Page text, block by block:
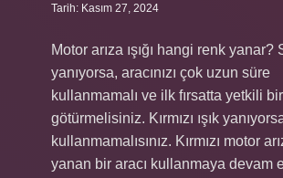
Tarih: Kasım 27, 2024
Motor arıza ışığı hangi renk yanar?
yanıyorsa, aracınızı çok uzun süre
kullanmamalı ve ilk fırsatta yetkili
götürmelisiniz. Kırmızı ışık
kullanmamalısınız. Kırmızı motor
yanan bir aracı kullanmaya devam